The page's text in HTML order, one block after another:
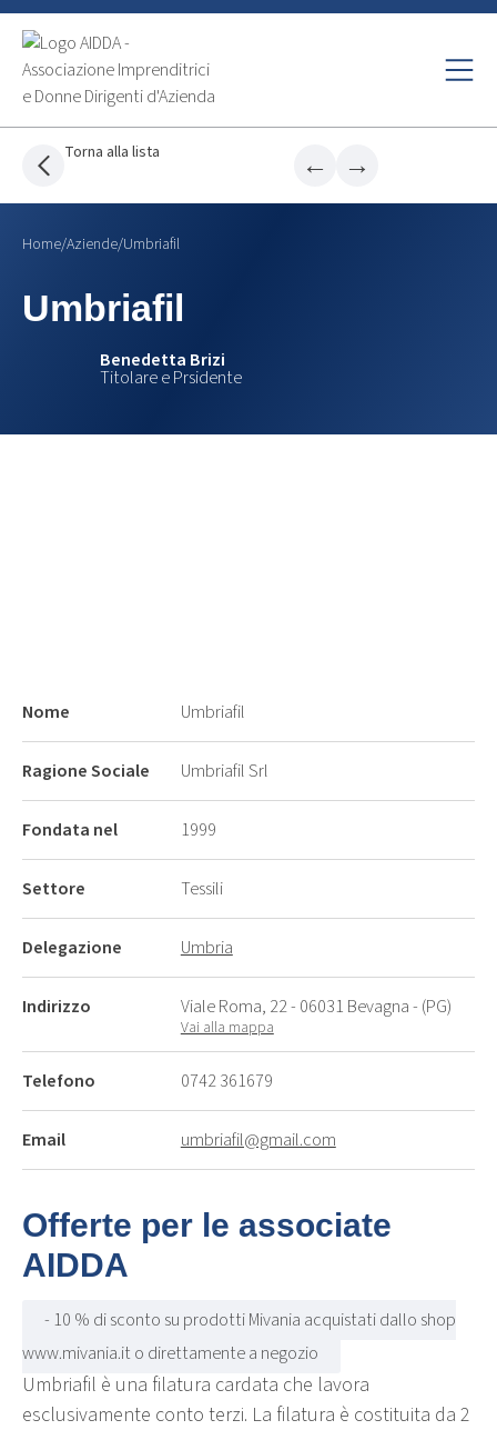
Torna alla lista ← →
Home/Aziende/Umbriafil
Umbriafil
Benedetta Brizi
Titolare e Prsidente
Nome Umbriafil
Ragione Sociale Umbriafil Srl
Fondata nel 1999
Settore Tessili
Delegazione Umbria
Indirizzo Viale Roma, 22 - 06031 Bevagna - (PG)
Vai alla mappa
Telefono 0742 361679
Email umbriafil@gmail.com
Offerte per le associate
AIDDA
- 10 % di sconto su prodotti Mivania acquistati dallo shop
www.mivania.it o direttamente a negozio
Umbriafil è una filatura cardata che lavora
esclusivamente conto terzi. La filatura è costituita da 2